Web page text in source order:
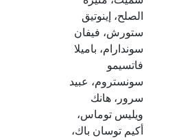
الصلح، إينوتيق
ستورش، فيفان
سوندارام، باميلا
فاتسيمو
سونستروم، عبيد
سرور، هانك
ويليس توماس،
أكيم توسان باك،